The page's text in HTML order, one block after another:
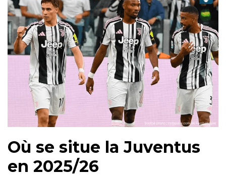
Où se situe la Juventus
en 2025/26